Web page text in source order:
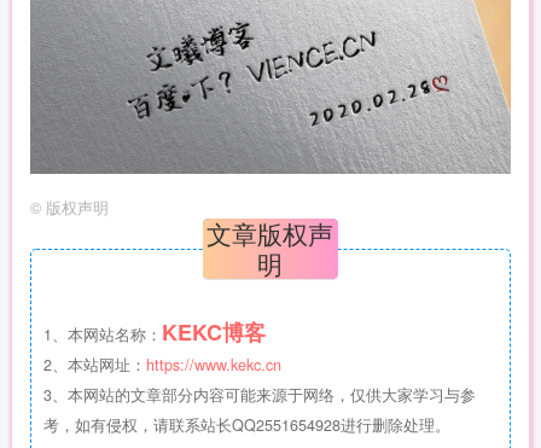
© 版权声明
文章版权声
明
1、本网站名称： KEKC博客
2、本站网址： https://www.kekc.cn
3、本网站的文章部分内容可能来源于网络，仅供大家学习与参
考，如有侵权，请联系站长QQ2551654928进行删除处理。